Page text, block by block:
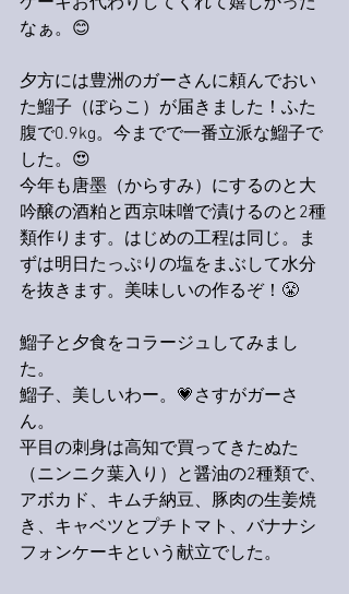
なぁ。😊
夕方には豊洲のガーさんに頼んでおい
た鰡子（ぼらこ）が届きました！ふた
腹で0.9kg。今までで一番立派な鰡子で
した。😍
今年も唐墨（からすみ）にするのと大
吟醸の酒粕と西京味噌で漬けるのと2種
類作ります。はじめの工程は同じ。ま
ずは明日たっぷりの塩をまぶして水分
を抜きます。美味しいの作るぞ！😤
鰡子と夕食をコラージュしてみまし
た。
鰡子、美しいわー。💗さすがガーさ
ん。
平目の刺身は高知で買ってきたぬた
（ニンニク葉入り）と醤油の2種類で、
アボカド、キムチ納豆、豚肉の生姜焼
き、キャベツとプチトマト、バナナシ
フォンケーキという献立でした。